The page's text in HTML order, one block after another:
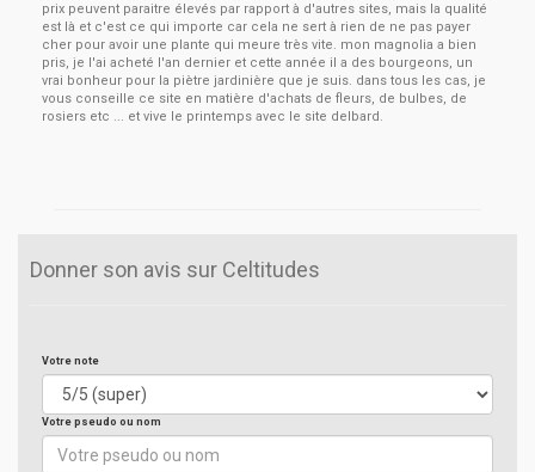
prix peuvent paraitre élevés par rapport à d'autres sites, mais la qualité
est là et c'est ce qui importe car cela ne sert à rien de ne pas payer
cher pour avoir une plante qui meure très vite. mon magnolia a bien
pris, je l'ai acheté l'an dernier et cette année il a des bourgeons, un
vrai bonheur pour la piètre jardinière que je suis. dans tous les cas, je
vous conseille ce site en matière d'achats de fleurs, de bulbes, de
rosiers etc ... et vive le printemps avec le site delbard.
Donner son avis sur Celtitudes
Votre note
Votre pseudo ou nom